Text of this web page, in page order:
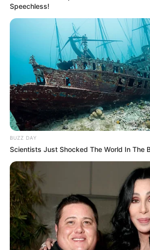
Speechless!
BUZZ DAY
Scientists Just Shocked The World In The